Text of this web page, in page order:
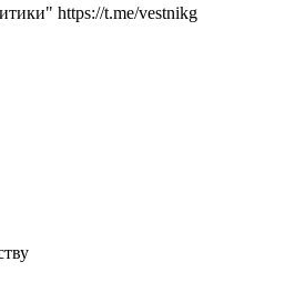
https://t.me/vestnikg